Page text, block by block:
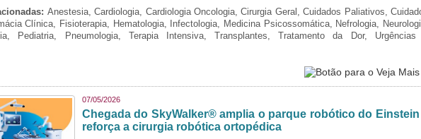
Anestesia, Cardiologia, Cardiologia Oncologia, Cirurgia Geral, Cuidados Paliativos,
Clínica, Fisioterapia, Hematologia, Infectologia, Medicina Psicossomática, Nefrologia,
Pediatria, Pneumologia, Terapia Intensiva, Transplantes, Tratamento da Dor,
07/05/2026
Chegada do SkyWalker® amplia o parque robótico do Einstein
reforça a cirurgia robótica ortopédica